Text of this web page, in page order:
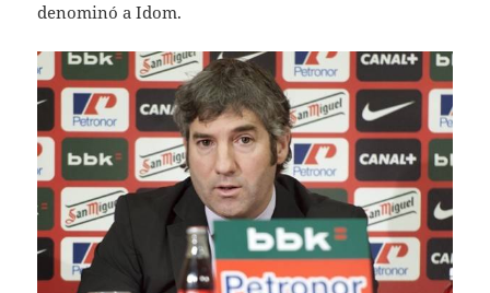
denominó a Idom.